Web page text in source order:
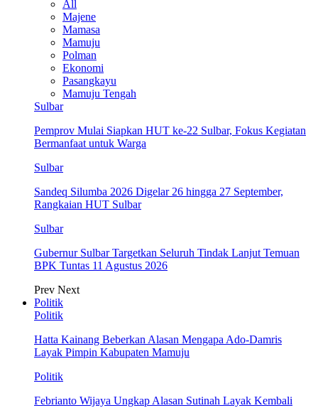
All
Majene
Mamasa
Mamuju
Polman
Ekonomi
Pasangkayu
Mamuju Tengah
Sulbar
Pemprov Mulai Siapkan HUT ke-22 Sulbar, Fokus Kegiatan
Bermanfaat untuk Warga
Sulbar
Sandeq Silumba 2026 Digelar 26 hingga 27 September,
Rangkaian HUT Sulbar
Sulbar
Gubernur Sulbar Targetkan Seluruh Tindak Lanjut Temuan
BPK Tuntas 11 Agustus 2026
Prev Next
Politik
Politik
Hatta Kainang Beberkan Alasan Mengapa Ado-Damris
Layak Pimpin Kabupaten Mamuju
Politik
Febrianto Wijaya Ungkap Alasan Sutinah Layak Kembali